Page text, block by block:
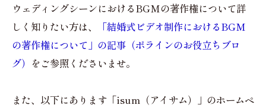
ウェディングシーンにおけるBGMの著作権について詳
しく知りたい方は、
「結婚式ビデオ制作におけるBGM
の著作権について」の記事（ポラインのお役立ちブロ
グ） をご参照くださいませ。
また、以下にあります「isum（アイサム）」のホームペ